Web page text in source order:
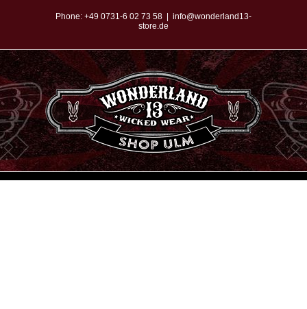
springen
Phone: +49 0731-6 02 73 58
info@wonderland13-
store.de